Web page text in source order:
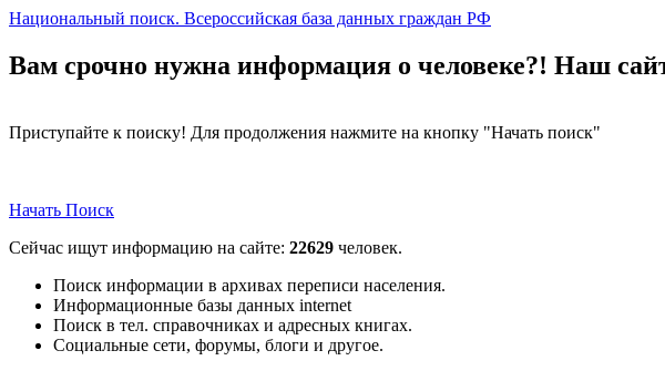
Национальный поиск. Всероссийская база данных граждан РФ
Вам срочно нужна информация о человеке?! Наш
Приступайте к поиску! Для продолжения нажмите на кнопку "Начать поиск"
Начать Поиск
Сейчас ищут информацию на сайте: 22629 человек.
Поиск информации в архивах переписи населения.
Информационные базы данных internet
Поиск в тел. справочниках и адресных книгах.
Социальные сети, форумы, блоги и другое.